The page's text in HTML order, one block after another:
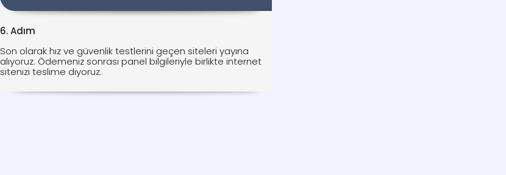
6. Adım
Son olarak hız ve güvenlik testlerini geçen siteleri yayına
alıyoruz. Ödemeniz sonrası panel bilgileriyle birlikte internet
sitenizi teslime diyoruz.